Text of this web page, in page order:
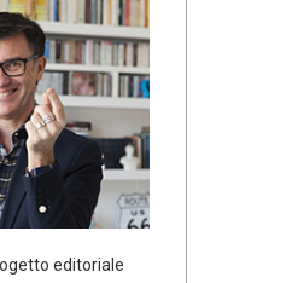
editoriale